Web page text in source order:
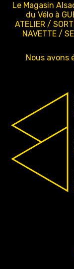
Le Magasin
du Vélo à
ATELIER /
NAVETTE /
Nous avons